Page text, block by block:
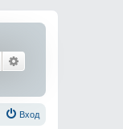
Поиск
Вход